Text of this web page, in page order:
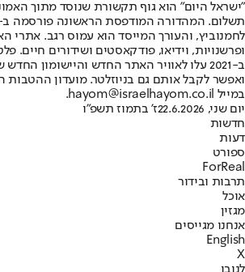
"ישראל היום" הוא גוף תקשורת שנוסד מתוך
ופרשנויות, וידיאו, פודקאסטים ושידורים חיים.
ב-2021 עלו לאוויר האתר החדש
ואפשר לקבל אותם גם בניוזלטר. מועדון ההטבות
במייל hayom@israelhayom.co.il.
יום שני, 22.6.2026
ז' בתמוז תשפ"ו
חדשות
דעות
ספורט
ForReal
תרבות ובידור
אוכל
מגזין
אנחנו מגייסים
English
X